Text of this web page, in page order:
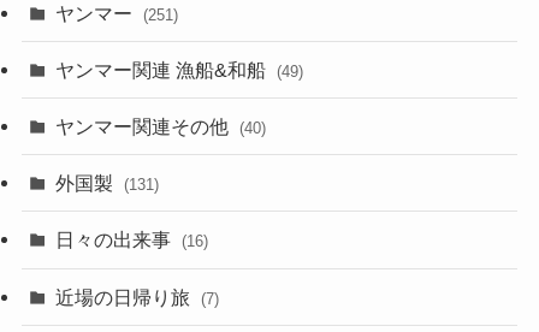
ヤンマー (251)
ヤンマー関連 漁船&和船 (49)
ヤンマー関連その他 (40)
外国製 (131)
日々の出来事 (16)
近場の日帰り旅 (7)